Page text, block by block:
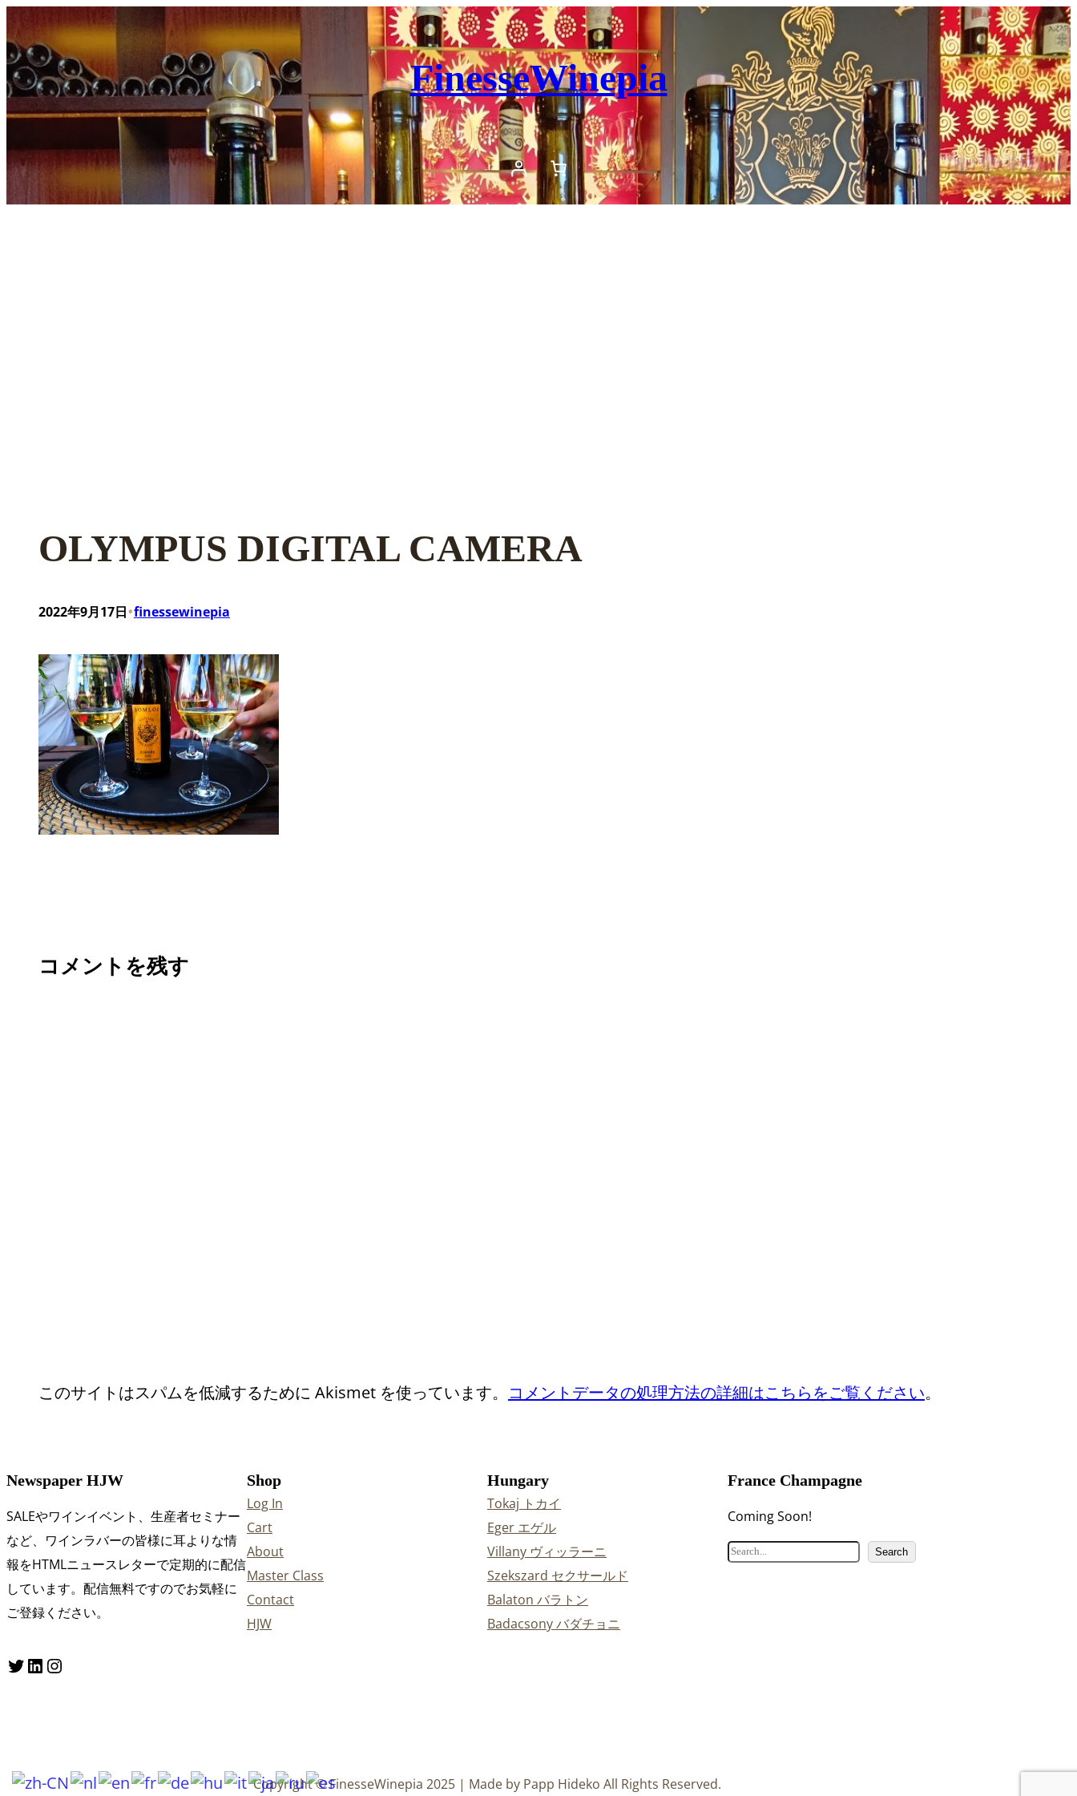
内
容
を
ス
キ
プ
FinesseWinepia
OLYMPUS DIGITAL CAMERA
2022年9月17日•finessewinepia
コメントを残す
このサイトはスパムを低減するために Akismet を使っています。 コメントデータの処理方法の詳細はこちらをご覧ください。
Newspaper HJW
SALEやワインイベント、生産者セミナー
など、ワインラバーの皆様に耳よりな情
報をHTMLニュースレターで定期的に配信
しています。配信無料ですのでお気軽に
ご登録ください。
Twitter LinkedIn Instagram
Shop
Log In
Cart
About
Master Class
Contact
HJW
Hungary
Tokaj トカイ
Eger エゲル
Villany ヴィッラーニ
Szekszard セクサールド
Balaton バラトン
Badacsony バダチョニ
France Champagne
Coming Soon!
検
Search
Copyright © FinesseWinepia 2025 | Made by Papp Hideko All Rights Reserved.